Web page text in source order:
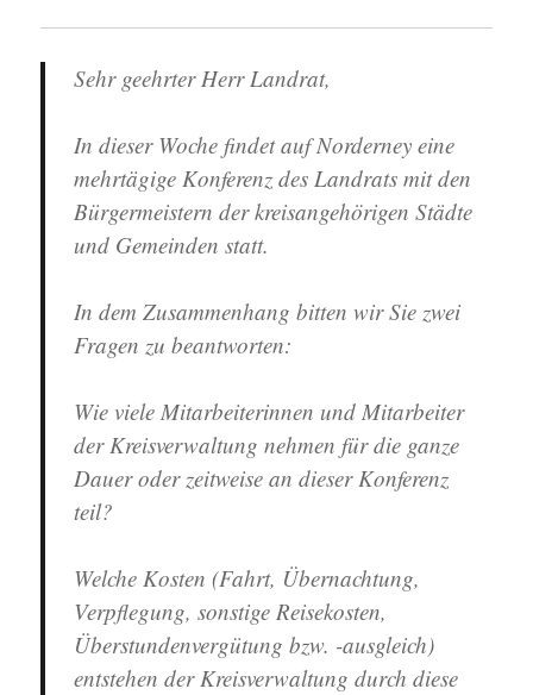
Sehr geehrter Herr Landrat,
In dieser Woche findet auf Norderney eine
mehrtägige Konferenz des Landrats mit den
Bürgermeistern der kreisangehörigen Städte
und Gemeinden statt.
In dem Zusammenhang bitten wir Sie zwei
Fragen zu beantworten:
Wie viele Mitarbeiterinnen und Mitarbeiter
der Kreisverwaltung nehmen für die ganze
Dauer oder zeitweise an dieser Konferenz
teil?
Welche Kosten (Fahrt, Übernachtung,
Verpflegung, sonstige Reisekosten,
Überstundenvergütung bzw. -ausgleich)
entstehen der Kreisverwaltung durch diese